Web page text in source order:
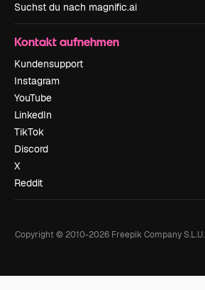
Suchst du nach magnific.ai
Kontakt aufnehmen
Kundensupport
Instagram
YouTube
LinkedIn
TikTok
Discord
X
Reddit
Copyright © 2010-2026Freepik Company S.L.U.